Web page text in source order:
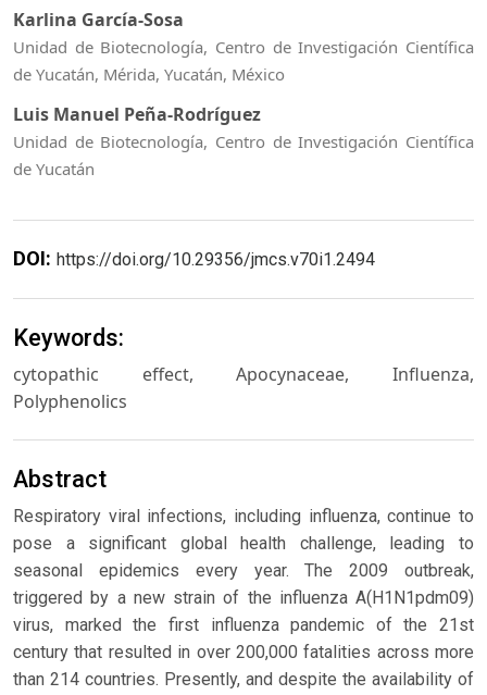
Karlina García-Sosa
Unidad de Biotecnología, Centro de Investigación Científica
de Yucatán, Mérida, Yucatán, México
Luis Manuel Peña-Rodríguez
Unidad de Biotecnología, Centro de Investigación Científica
de Yucatán
DOI: https://doi.org/10.29356/jmcs.v70i1.2494
Keywords:
cytopathic effect, Apocynaceae, Influenza,
Polyphenolics
Abstract
Respiratory viral infections, including influenza, continue to
pose a significant global health challenge, leading to
seasonal epidemics every year. The 2009 outbreak,
triggered by a new strain of the influenza A(H1N1pdm09)
virus, marked the first influenza pandemic of the 21st
century that resulted in over 200,000 fatalities across more
than 214 countries. Presently, and despite the availability of